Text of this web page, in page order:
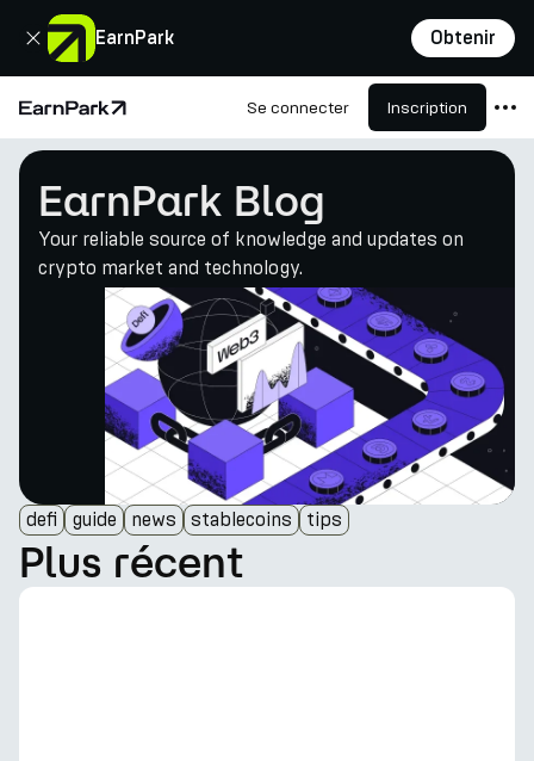
EarnPark Obtenir
Fermer
Page d'accueil Se connecter Inscription
Produits
Marchés
Calculatrices
PARK Token
Ressources
Entreprise
EarnPark Blog
Your reliable source of knowledge and updates on
crypto market and technology.
defi guide news stablecoins tips
Plus récent